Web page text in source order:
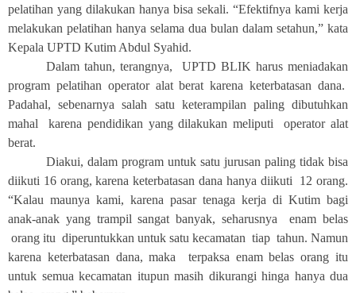
pelatihan yang dilakukan hanya bisa sekali. “Efektifnya kami kerja
melakukan pelatihan hanya selama dua bulan dalam setahun,” kata
Kepala UPTD Kutim Abdul Syahid.
Dalam tahun, terangnya, UPTD BLIK harus meniadakan
program pelatihan operator alat berat karena keterbatasan dana.
Padahal, sebenarnya salah satu keterampilan paling dibutuhkan
mahal karena pendidikan yang dilakukan meliputi operator alat
berat.
Diakui, dalam program untuk satu jurusan paling tidak bisa
diikuti 16 orang, karena keterbatasan dana hanya diikuti 12 orang.
“Kalau maunya kami, karena pasar tenaga kerja di Kutim bagi
anak-anak yang trampil sangat banyak, seharusnya enam belas
orang itu diperuntukkan untuk satu kecamatan tiap tahun. Namun
karena keterbatasan dana, maka terpaksa enam belas orang itu
untuk semua kecamatan itupun masih dikurangi hinga hanya dua